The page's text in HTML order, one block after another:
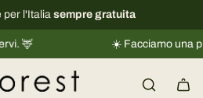
per l'Italia sempre gratuita
shipping information→
☀️ Facciamo una piccola